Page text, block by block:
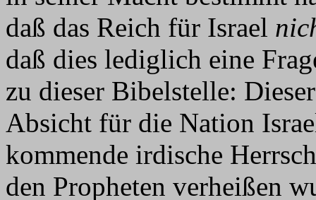
daß das Reich für Israel
daß dies lediglich eine
zu dieser Bibelstelle:
Absicht für die Nation
kommende irdische
den Propheten verheißen